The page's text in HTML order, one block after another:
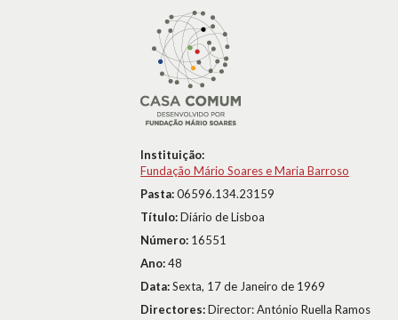
Instituição:
Fundação Mário Soares e Maria Barroso
Pasta:06596.134.23159
Título:Diário de Lisboa
Número: 16551
Ano:48
Data:Sexta, 17 de Janeiro de 1969
Directores:Director: António Ruella Ramos